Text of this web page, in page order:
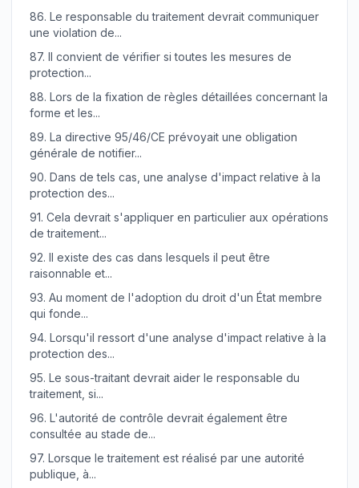
86. Le responsable du traitement devrait communiquer
une violation de...
87. Il convient de vérifier si toutes les mesures de
protection...
88. Lors de la fixation de règles détaillées concernant la
forme et les...
89. La directive 95/46/CE prévoyait une obligation
générale de notifier...
90. Dans de tels cas, une analyse d'impact relative à la
protection des...
91. Cela devrait s'appliquer en particulier aux opérations
de traitement...
92. Il existe des cas dans lesquels il peut être
raisonnable et...
93. Au moment de l'adoption du droit d'un État membre
qui fonde...
94. Lorsqu'il ressort d'une analyse d'impact relative à la
protection des...
95. Le sous-traitant devrait aider le responsable du
traitement, si...
96. L'autorité de contrôle devrait également être
consultée au stade de...
97. Lorsque le traitement est réalisé par une autorité
publique, à...